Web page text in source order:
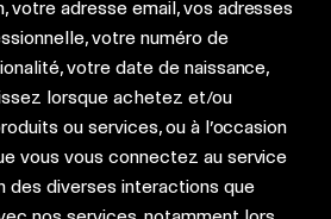
votre adresse email, vos adresses
votre numéro de
votre date de naissance,
lorsque achetez et/ou
ou services, ou à l’occasion
vous vous connectez au service
des diverses interactions que